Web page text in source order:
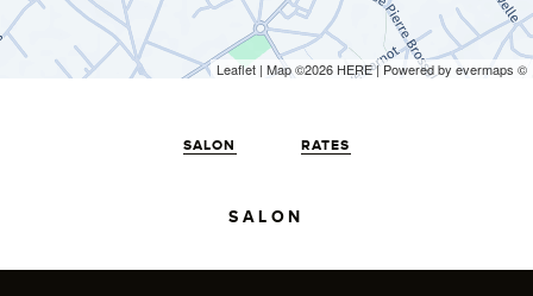
Leaflet | Map ©2026 HERE| Powered by evermaps ©
SALON RATES
SALON